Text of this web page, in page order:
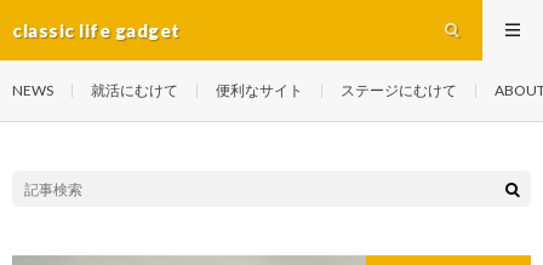
classic life gadget
NEWS 就活にむけて 便利なサイト ステージにむけて